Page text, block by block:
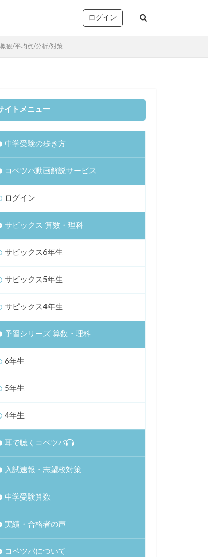
ログイン
概観/平均点/分析/対策
イトメニュー
中学受験の歩き方
コベツバ動画解説サービス
ログイン
サピックス 算数・理科
サピックス6年生
サピックス5年生
サピックス4年生
予習シリーズ 算数・理科
6年生
5年生
4年生
耳で聴くコベツバ
入試速報・志望校対策
中学受験算数
実績・合格者の声
コベツバについて
テスト
テスト
訓